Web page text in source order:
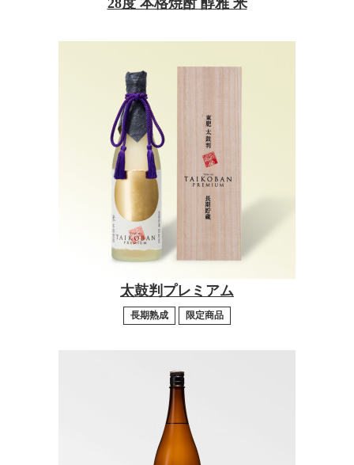
太鼓判プレミアム
長期熟成 限定商品